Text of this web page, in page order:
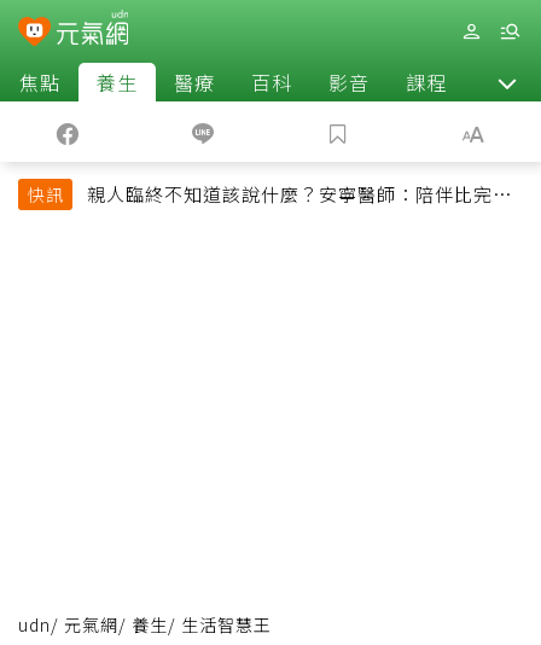
焦點 養生 醫療 百科 影音 課程 退休
快訊
親人臨終不知道該說什麼？安寧醫師：陪伴比完美
udn/ 元氣網/ 養生/ 生活智慧王